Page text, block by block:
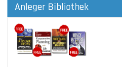
Anleger Bibliothek